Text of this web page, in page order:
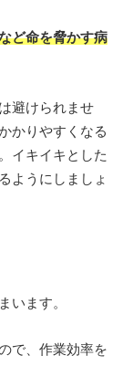
ど命を脅かす病
避けられませ
かりやすくなる
イキイキとした
ようにしましょ
います。
で、作業効率を